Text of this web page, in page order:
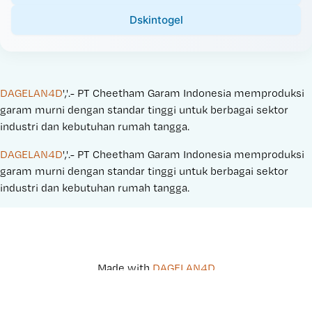
Dskintogel
DAGELAN4D','.- PT Cheetham Garam Indonesia memproduksi
garam murni dengan standar tinggi untuk berbagai sektor
industri dan kebutuhan rumah tangga.
DAGELAN4D','.- PT Cheetham Garam Indonesia memproduksi
garam murni dengan standar tinggi untuk berbagai sektor
industri dan kebutuhan rumah tangga.
Made with DAGELAN4D